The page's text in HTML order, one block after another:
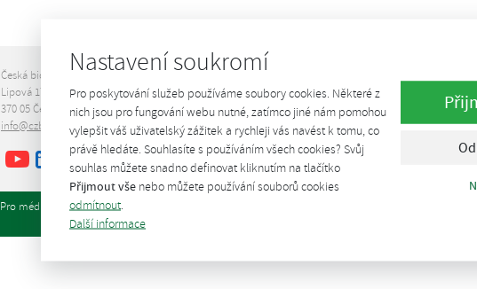
Nastavení soukromí
Pro poskytování služeb používáme soubory cookies. Některé z
nich jsou pro fungování webu nutné, zatímco jiné nám pomohou
vylepšit váš uživatelský zážitek a rychleji vás navést k tomu, co
právě hledáte. Souhlasíte s používáním všech cookies? Svůj
souhlas můžete snadno definovat kliknutím na tlačítko
Přijmout vše nebo můžete používání souborů cookies
odmítnout.
Další informace
Česká bioplynová asociace
Lipová 1789/9
370 05 České Budějovice
info@czba.cz
Facebook
Youtube
LinkedIn
Pro média